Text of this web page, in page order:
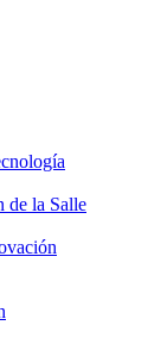
de la Salle